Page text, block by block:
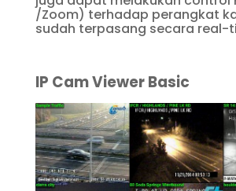
/Zoom) terhadap perangkat
sudah terpasang secara real-
IP Cam Viewer Basic